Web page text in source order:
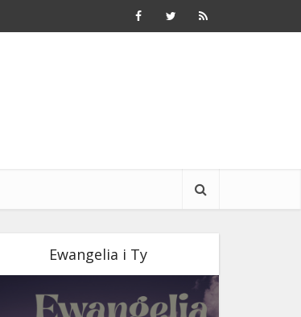
Ewangelia i Ty